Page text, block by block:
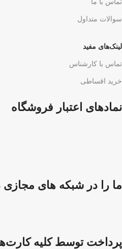
سوالات متداول
لینک‌های مفید
تماس با کارشناس
خرید اقساطی
نمادهای اعتبار فروشگاه
ما را در شبکه های مجازی
پرداخت توسط کلیه